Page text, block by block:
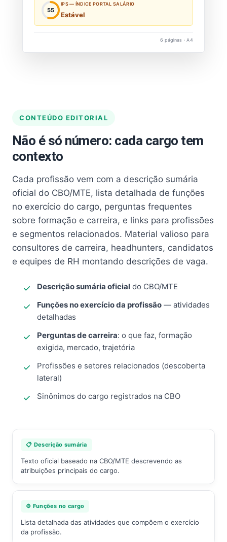
55
IPS — ÍNDICE PORTAL SALÁRIO
Estável
6 páginas · A4
CONTEÚDO EDITORIAL
Não é só número: cada cargo tem
contexto
Cada profissão vem com a descrição sumária
oficial do CBO/MTE, lista detalhada de funções
no exercício do cargo, perguntas frequentes
sobre formação e carreira, e links para profissões
e segmentos relacionados. Material valioso para
consultores de carreira, headhunters, candidatos
e equipes de RH montando descrições de vaga.
Descrição sumária oficial do CBO/MTE
Funções no exercício da profissão — atividades
detalhadas
Perguntas de carreira: o que faz, formação
exigida, mercado, trajetória
Profissões e setores relacionados (descoberta
lateral)
Sinônimos do cargo registrados na CBO
📋 Descrição sumária
Texto oficial baseado na CBO/MTE descrevendo as
atribuições principais do cargo.
⚙️ Funções no cargo
Lista detalhada das atividades que compõem o exercício
da profissão.